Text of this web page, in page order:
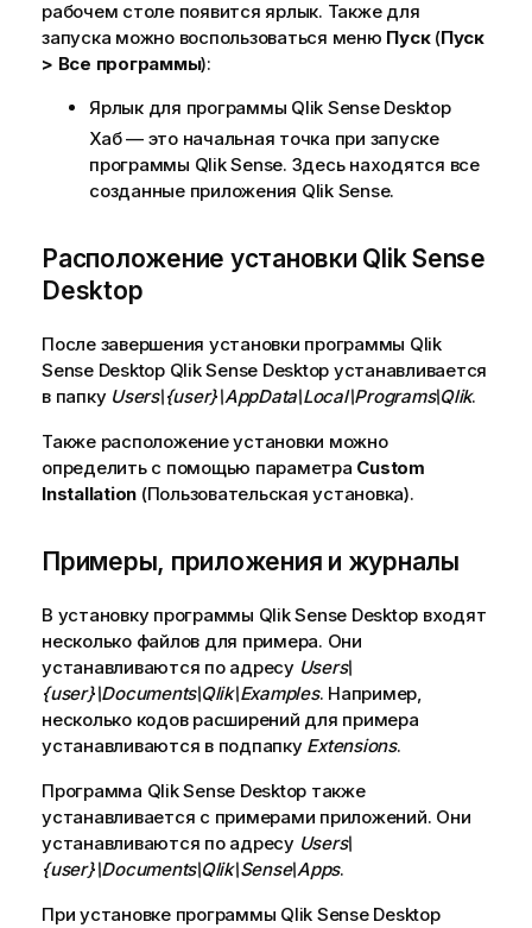
д
е
ю
рабочем столе появится ярлык. Также для
запуска можно воспользоваться меню Пуск(Пуск
> Все программы):
Ярлык для программы Qlik Sense Desktop
Хаб — это начальная точка при запуске
программы Qlik Sense. Здесь находятся все
созданные приложения Qlik Sense.
Расположение установки Qlik Sense
Desktop
После завершения установки программы Qlik
Sense Desktop Qlik Sense Desktop устанавливается
в папку Users\{user}\AppData\Local\Programs\Qlik.
Также расположение установки можно
определить с помощью параметра Custom
Installation (Пользовательская установка).
Примеры, приложения и журналы
В установку программы Qlik Sense Desktop входят
несколько файлов для примера. Они
устанавливаются по адресу Users\
{user}\Documents\Qlik\Examples. Например,
несколько кодов расширений для примера
устанавливаются в подпапку Extensions.
Программа Qlik Sense Desktop также
устанавливается с примерами приложений. Они
устанавливаются по адресу Users\
{user}\Documents\Qlik\Sense\Apps.
При установке программы Qlik Sense Desktop